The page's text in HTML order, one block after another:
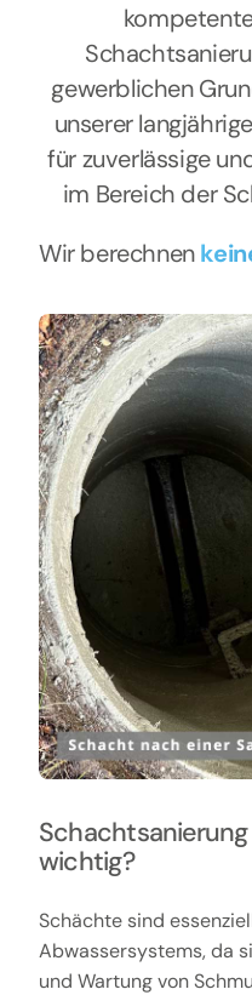
gewerblichen
unserer
für zuverlässige
im Bereich der
Wir berechnen
wichtig?
Schächte sind
Abwassersystems, da
und Wartung von